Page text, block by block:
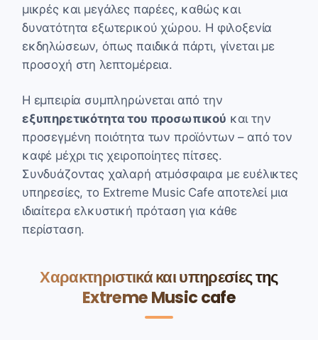
μικρές και μεγάλες παρέες, καθώς και
δυνατότητα εξωτερικού χώρου. Η φιλοξενία
εκδηλώσεων, όπως παιδικά πάρτι, γίνεται με
προσοχή στη λεπτομέρεια.
Η εμπειρία συμπληρώνεται από την
εξυπηρετικότητα του προσωπικού και την
προσεγμένη ποιότητα των προϊόντων – από τον
καφέ μέχρι τις χειροποίητες πίτσες.
Συνδυάζοντας χαλαρή ατμόσφαιρα με ευέλικτες
υπηρεσίες, το Extreme Music Cafe αποτελεί μια
ιδιαίτερα ελκυστική πρόταση για κάθε
περίσταση.
Χαρακτηριστικά και υπηρεσίες της
Extreme Music cafe